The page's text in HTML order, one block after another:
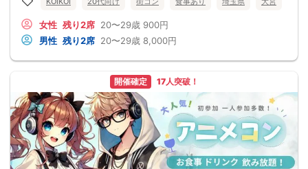
女性 残り2席 20〜29歳 900円
男性 残り2席 20〜29歳 8,000円
開催確定 17人突破！